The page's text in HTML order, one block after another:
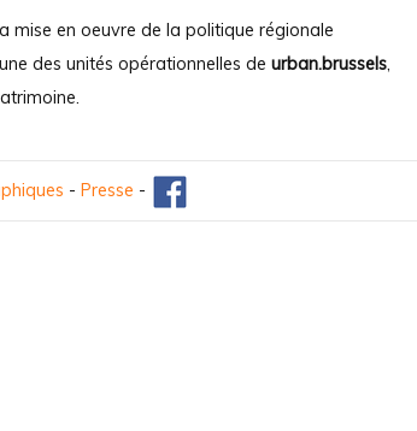
mise en oeuvre de la politique régionale
des unités opérationnelles de urban.brussels,
.
- Presse -